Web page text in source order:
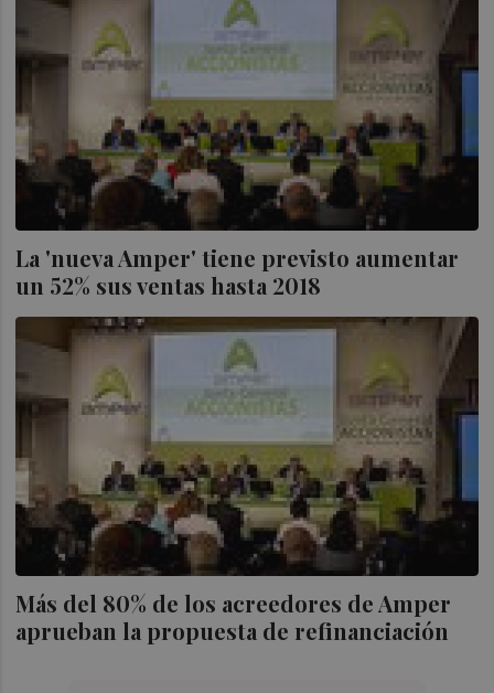
La 'nueva Amper' tiene previsto aumentar
un 52% sus ventas hasta 2018
Más del 80% de los acreedores de Amper
aprueban la propuesta de refinanciación